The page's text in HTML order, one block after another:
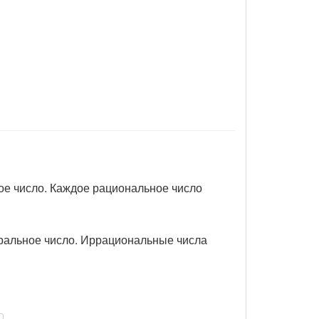
число. Каждое рациональное число
число. Иррациональные числа